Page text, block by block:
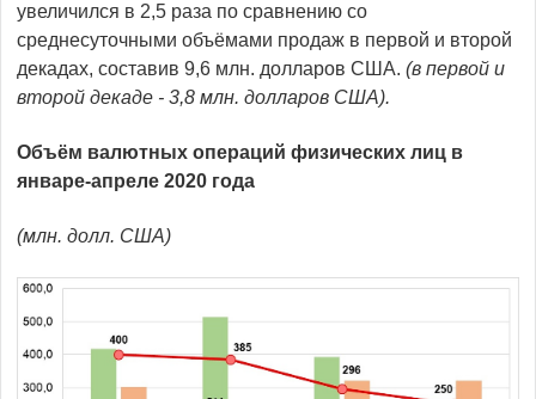
увеличился в 2,5 раза по сравнению со
среднесуточными объёмами продаж в первой и второй
декадах, составив 9,6 млн. долларов США. (в первой и
второй декаде - 3,8 млн. долларов США).
Объём валютных операций физических лиц в
январе-апреле 2020 года
(млн. долл. США)